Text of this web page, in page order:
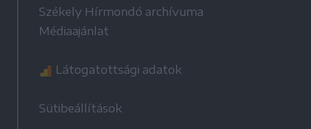
Székely Hírmondó archívuma
Médiaajánlat
Látogatottsági adatok
Sütibeállítások